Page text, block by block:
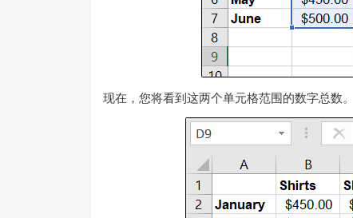
现在，您将看到这两个单元格范围的数字总数。